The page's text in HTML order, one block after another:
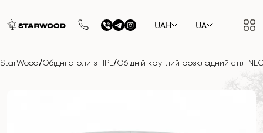
UAH UA
StarWood/Обідні столи з HPL /Обідній круглий розкладний стіл